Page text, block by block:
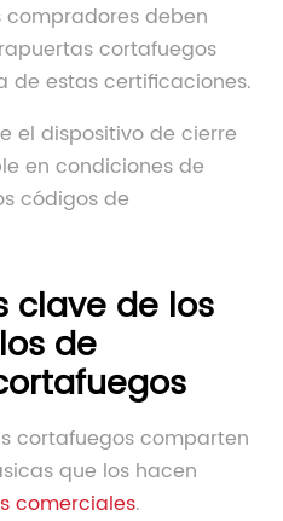
compradores deben
cortafuegos
de estas certificaciones.
el dispositivo de cierre
en condiciones de
códigos de
clave de los
de
cortafuegos comparten
que los hacen
comerciales.